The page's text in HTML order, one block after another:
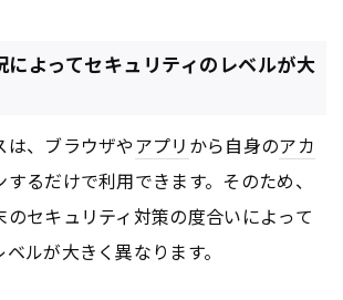
によってセキュリティのレベルが大
は、ブラウザやアプリ から自身のアカ
するだけで利用できます。そのため、
のセキュリティ対策の度合いによって
ルが大きく異なります。